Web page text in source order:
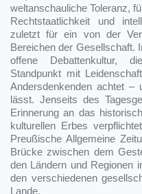
weltanschauliche Toleranz,
Rechtstaatlichkeit und
zuletzt für ein von der
Bereichen der Gesellschaft.
offene Debattenkultur,
Standpunkt mit
Andersdenkenden achtet
lässt. Jenseits des
Erinnerung an das
kulturellen Erbes
Preußische Allgemeine
Brücke zwischen dem
den Ländern und Regionen
den verschiedenen
Lande.